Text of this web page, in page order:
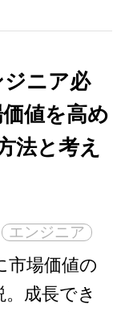
ニア必
値を高め
法と考え
エンジニア
市場価値の
成長でき